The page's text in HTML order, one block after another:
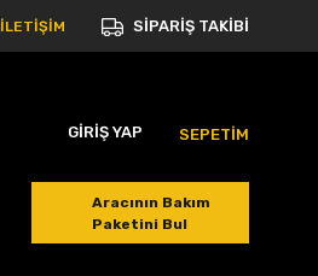
İLETİŞİM SİPARİŞ TAKİBİ
GİRİŞ YAP SEPETİM
Aracının Bakım
Paketini Bul